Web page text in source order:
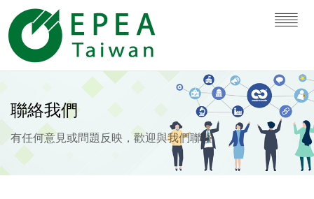
聯絡我們
有任何意見或問題反映，歡迎與我們聯繫